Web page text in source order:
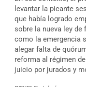
levantar la picante
que había logrado
sobre la nueva ley
como la emergencia
alegar falta de
reforma al régimen
juicio por jurados y